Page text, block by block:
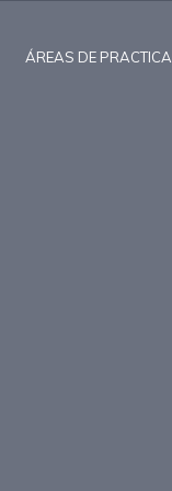
ÁREAS DE PRACTICA